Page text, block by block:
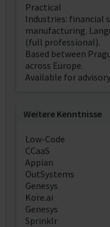
Practical
Industries: financial
manufacturing.
(full professional).
Based between
across Europe.
Available for
Weitere Kenntnisse
Low-Code
CCaaS
Appian
OutSystems
Genesys
Kore.ai
Genesys
Sprinklr